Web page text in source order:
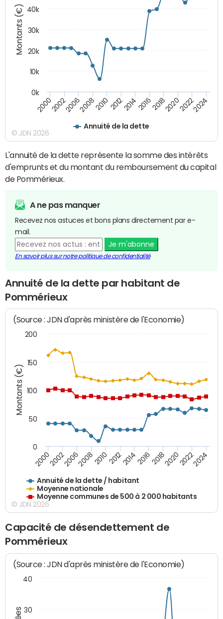
Montants (€)
Annuité de la dette
20002002200620082010 2012201420162018202020222024
0k
10k
20k
30k
40k
© JDN 2026
L'annuité de la dette représente la somme des intérêts
d'emprunts et du montant du remboursement du capital
de Pommérieux.
A ne pas manquer
Recevez nos astuces et bons plans directement par e-
mail.
Je m'abonne
En savoir plus sur notre politique de confidentialité
Annuité de la dette par habitant de
Pommérieux
Montants (€)
(Source : JDN d'après ministère de l'Economie)
Annuité de la dette / habitant
Moyenne nationale
Moyenne communes de 500 à 2 000 habitants
200020022006200820102012201420162018202020222024
0
50
100
150
200
© JDN 2026
Capacité de désendettement de
Pommérieux
(Source : JDN d'après ministère de l'Economie)
30
40